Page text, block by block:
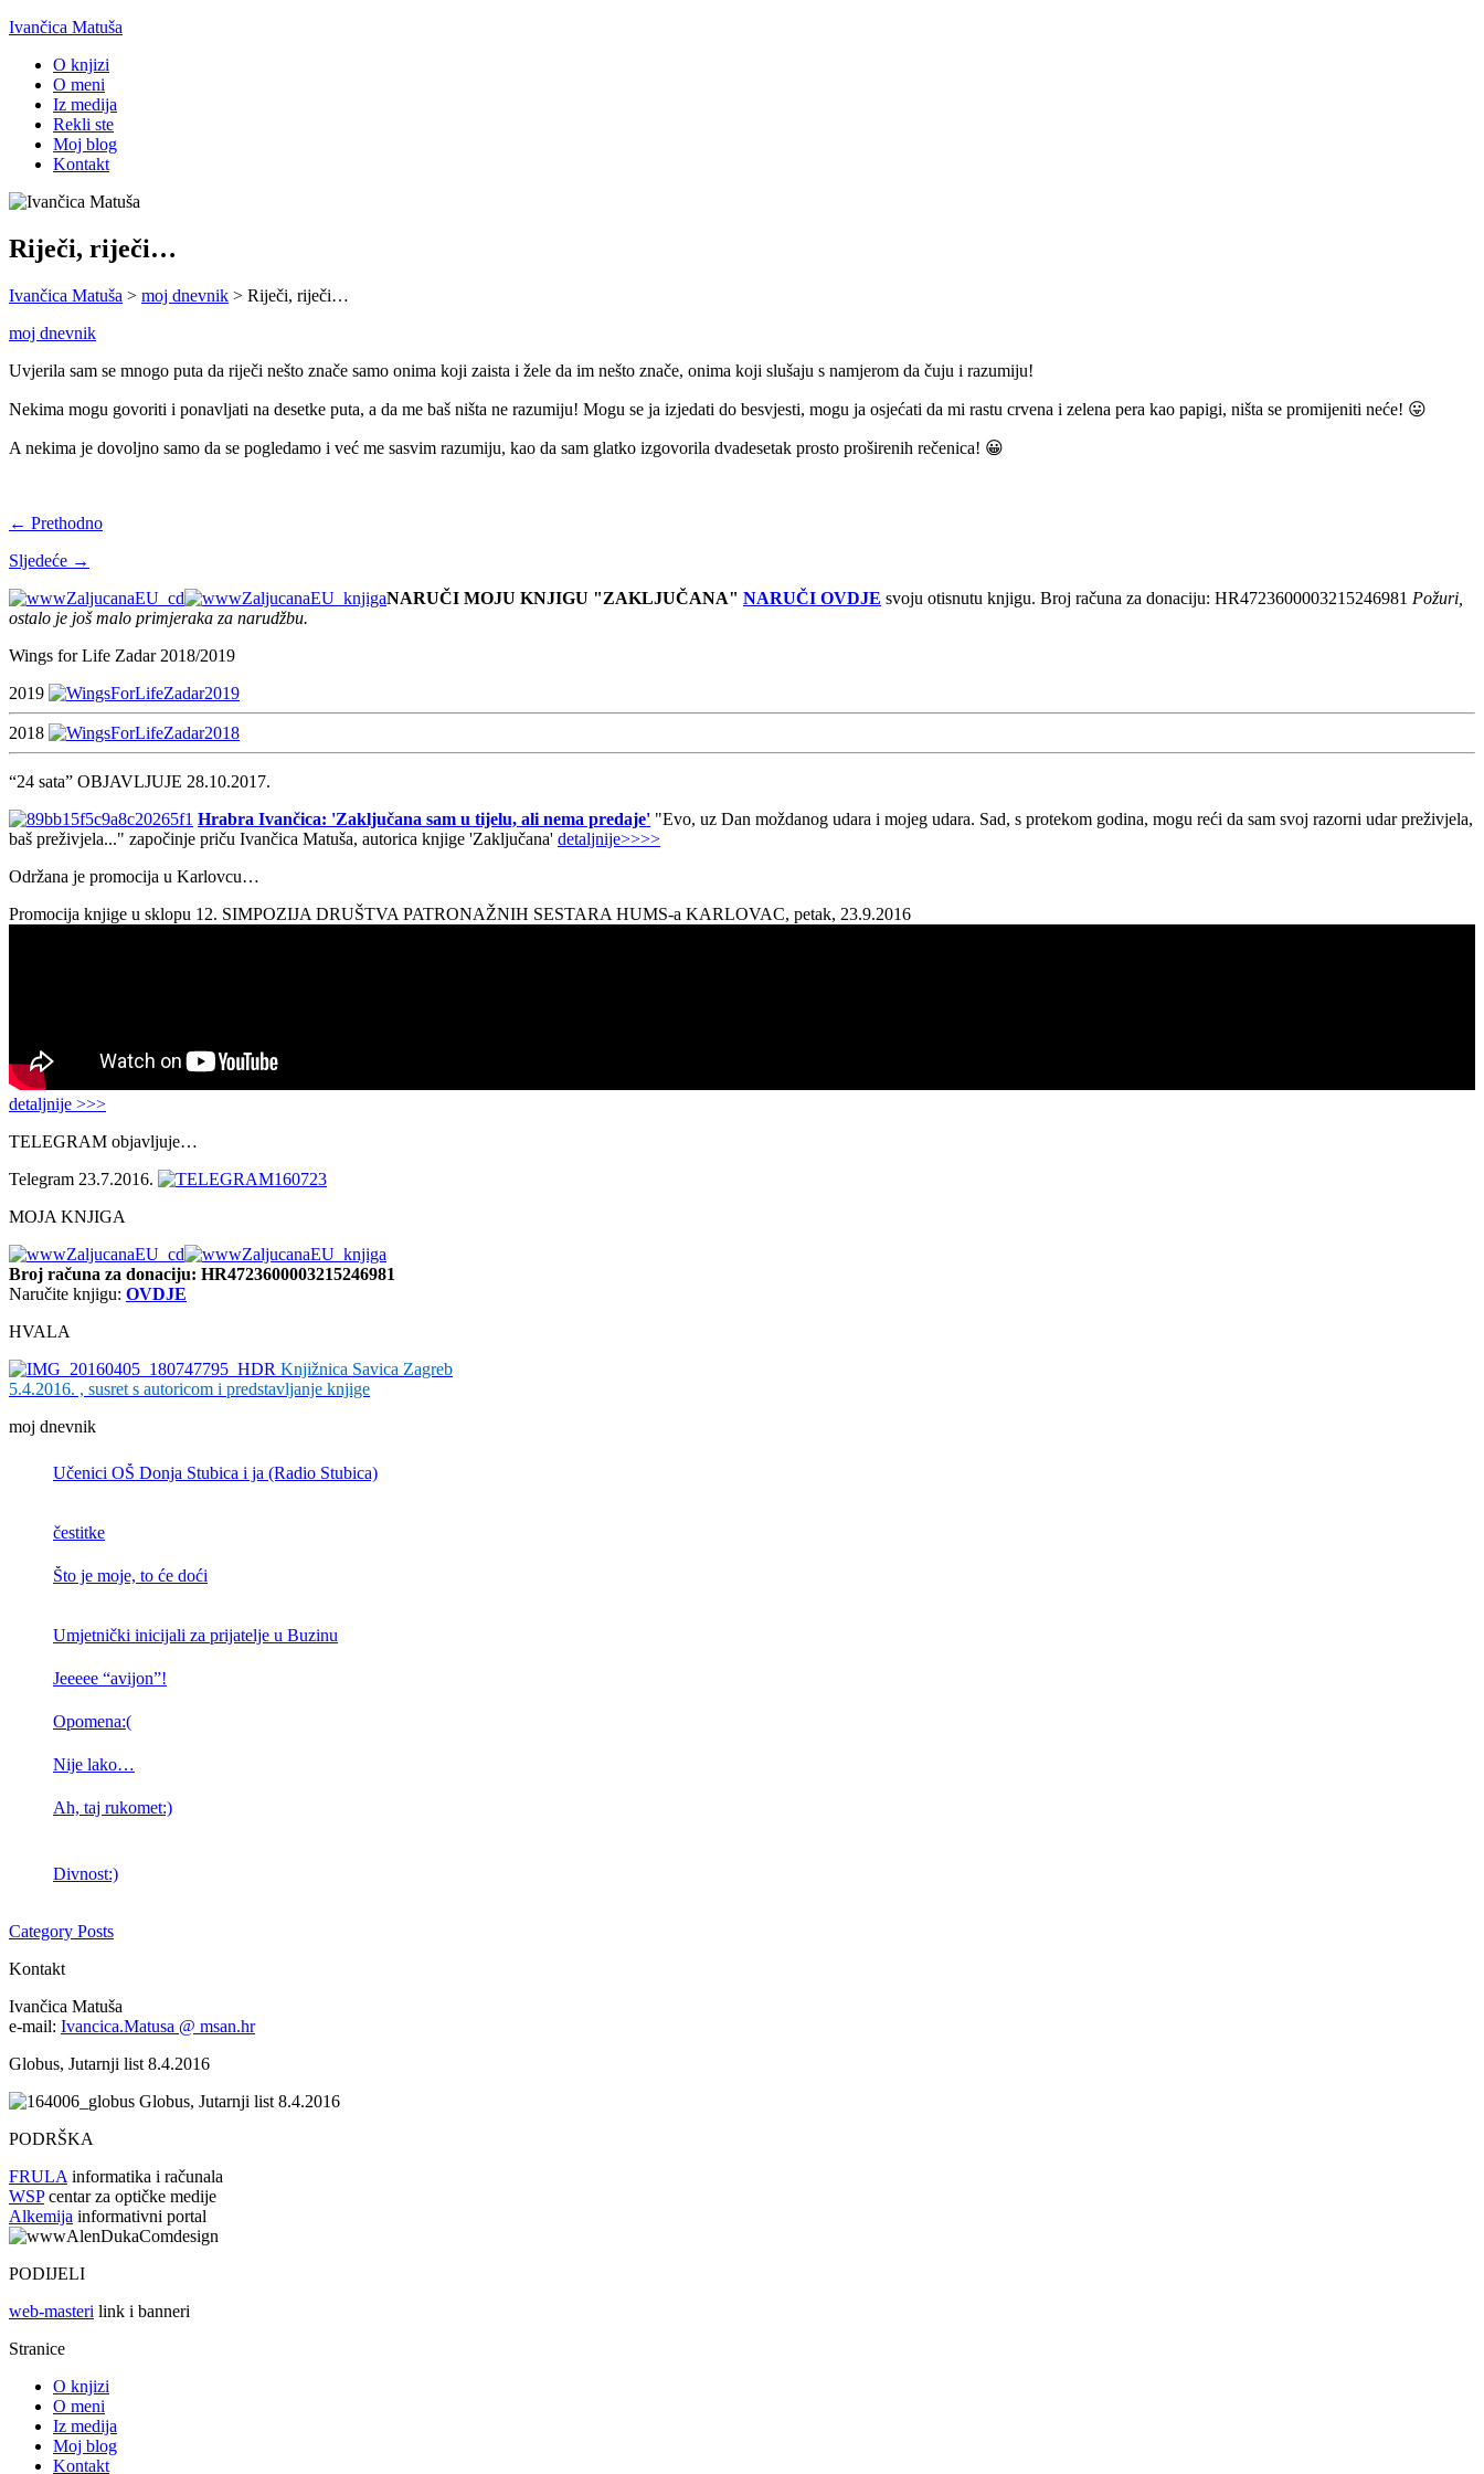
Ivančica Matuša
O knjizi
O meni
Iz medija
Rekli ste
Moj blog
Kontakt
Riječi, riječi…
Ivančica Matuša > moj dnevnik > Riječi, riječi…
moj dnevnik
Uvjerila sam se mnogo puta da riječi nešto znače samo onima koji zaista i žele da im nešto znače, onima koji slušaju s namjerom da čuju i razumiju!
Nekima mogu govoriti i ponavljati na desetke puta, a da me baš ništa ne razumiju! Mogu se ja izjedati do besvjesti, mogu ja osjećati da mi rastu crvena i zelena pera kao papigi, ništa se promijeniti neće! 😛
A nekima je dovoljno samo da se pogledamo i već me sasvim razumiju, kao da sam glatko izgovorila dvadesetak prosto proširenih rečenica! 😀
← Prethodno
Sljedeće →
NARUČI MOJU KNJIGU "ZAKLJUČANA" NARUČI OVDJE svoju otisnutu knjigu. Broj računa za donaciju: HR4723600003215246981 Požuri,
ostalo je još malo primjeraka za narudžbu.
Wings for Life Zadar 2018/2019
2019
2018
“24 sata” OBJAVLJUJE 28.10.2017.
Hrabra Ivančica: 'Zaključana sam u tijelu, ali nema predaje' "Evo, uz Dan moždanog udara i mojeg udara. Sad, s protekom godina, mogu reći da sam svoj razorni udar preživjela,
baš preživjela..." započinje priču Ivančica Matuša, autorica knjige 'Zaključana' detaljnije>>>>
Održana je promocija u Karlovcu…
Promocija knjige u sklopu 12. SIMPOZIJA DRUŠTVA PATRONAŽNIH SESTARA HUMS-a KARLOVAC, petak, 23.9.2016
detaljnije >>>
TELEGRAM objavljuje…
Telegram 23.7.2016.
MOJA KNJIGA
Broj računa za donaciju: HR4723600003215246981
Naručite knjigu: OVDJE
HVALA
Knjižnica Savica Zagreb
5.4.2016. , susret s autoricom i predstavljanje knjige
moj dnevnik
Učenici OŠ Donja Stubica i ja (Radio Stubica)
čestitke
Što je moje, to će doći
Umjetnički inicijali za prijatelje u Buzinu
Jeeeee “avijon”!
Opomena:(
Nije lako…
Ah, taj rukomet:)
Divnost:)
Category Posts
Kontakt
Ivančica Matuša
e-mail: Ivancica.Matusa @ msan.hr
Globus, Jutarnji list 8.4.2016
Globus, Jutarnji list 8.4.2016
PODRŠKA
FRULA informatika i računala
WSPcentar za optičke medije
Alkemija informativni portal
PODIJELI
web-masteri link i banneri
Stranice
O knjizi
O meni
Iz medija
Moj blog
Kontakt